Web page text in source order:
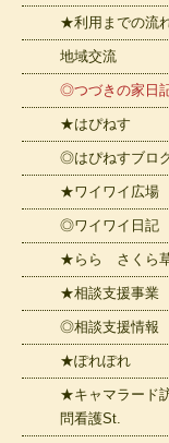
★利用までの流
地域交流
◎つづきの家日
★はぴねす
◎はぴねすブロ
★ワイワイ広場
◎ワイワイ日記
★らら さくら
★相談支援事業
◎相談支援情報
★ぽれぽれ
★キャマラード
問看護St.